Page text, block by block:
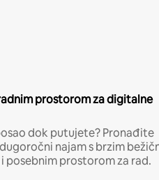
prostorom za digitalne
dok putujete? Pronađite
najam s brzim
posebnim prostorom za rad.